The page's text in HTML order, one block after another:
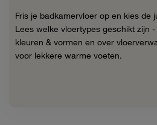
Fris je badkamervloer op en kies de
Lees welke vloertypes geschikt zijn
kleuren & vormen en over
voor lekkere warme voeten.